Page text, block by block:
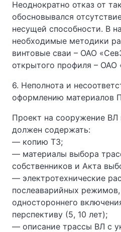
Неоднократно отказ от
обосновывался
несущей способности. В
необходимые методики
винтовые сваи – ОАО
открытого профиля – ОАО
6. Неполнота и
оформлению материалов
Проект на сооружение ВЛ
должен содержать:
— копию ТЗ;
— материалы выбора
собственников и Акта
— электротехнические
послеаварийных
одностороннего
перспективу (5, 10 лет);
— описание трассы ВЛ с